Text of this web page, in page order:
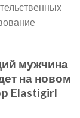
мужчина
на новом
Elastigirl